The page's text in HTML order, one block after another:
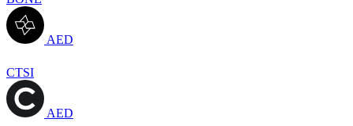
AED
CTSI
AED